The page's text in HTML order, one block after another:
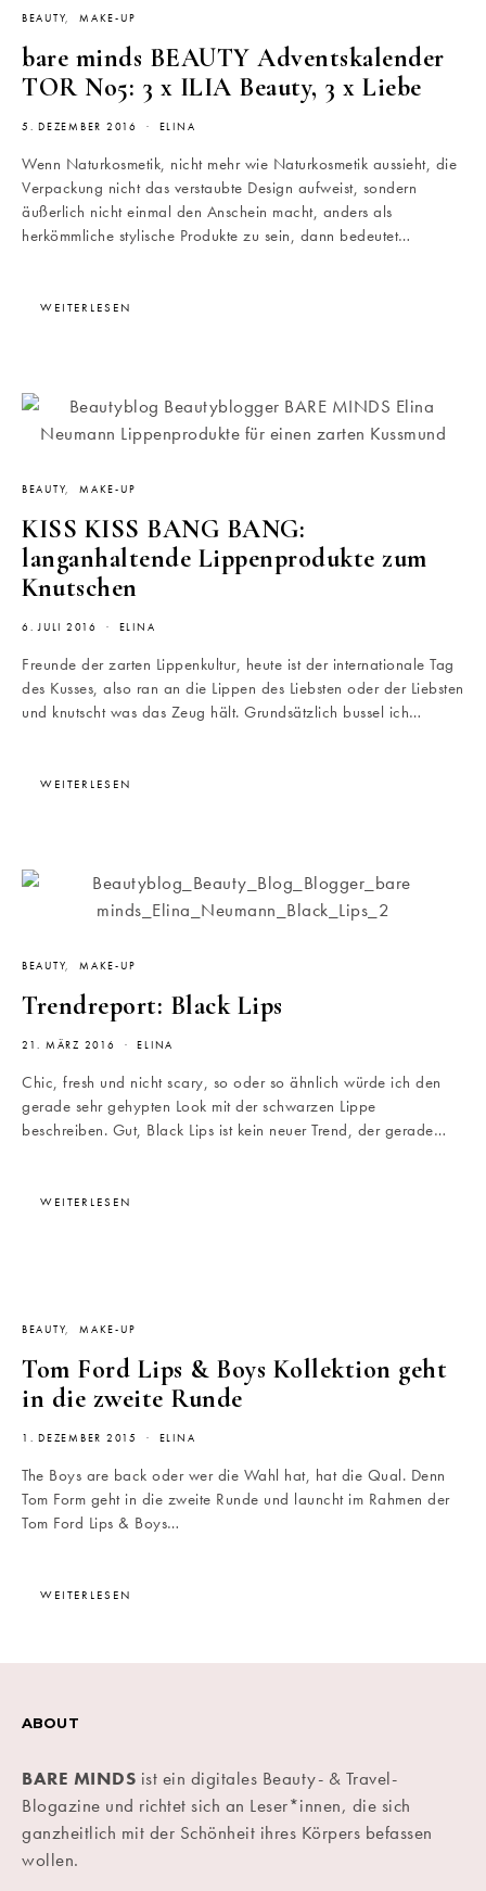
BEAUTY MAKE-UP
bare minds BEAUTY Adventskalender
TOR No5: 3 x ILIA Beauty, 3 x Liebe
5. DEZEMBER 2016 ELINA
Wenn Naturkosmetik, nicht mehr wie Naturkosmetik aussieht, die
Verpackung nicht das verstaubte Design aufweist, sondern
äußerlich nicht einmal den Anschein macht, anders als
herkömmliche stylische Produkte zu sein, dann bedeutet…
WEITERLESEN
BEAUTY MAKE-UP
KISS KISS BANG BANG:
langanhaltende Lippenprodukte zum
Knutschen
6. JULI 2016 ELINA
Freunde der zarten Lippenkultur, heute ist der internationale Tag
des Kusses, also ran an die Lippen des Liebsten oder der Liebsten
und knutscht was das Zeug hält. Grundsätzlich bussel ich…
WEITERLESEN
BEAUTY MAKE-UP
Trendreport: Black Lips
21. MÄRZ 2016 ELINA
Chic, fresh und nicht scary, so oder so ähnlich würde ich den
gerade sehr gehypten Look mit der schwarzen Lippe
beschreiben. Gut, Black Lips ist kein neuer Trend, der gerade…
WEITERLESEN
BEAUTY MAKE-UP
Tom Ford Lips & Boys Kollektion geht
in die zweite Runde
1. DEZEMBER 2015 ELINA
The Boys are back oder wer die Wahl hat, hat die Qual. Denn
Tom Form geht in die zweite Runde und launcht im Rahmen der
Tom Ford Lips & Boys…
WEITERLESEN
ABOUT
BARE MINDS ist ein digitales Beauty- & Travel-
Blogazine und richtet sich an Leser*innen, die sich
ganzheitlich mit der Schönheit ihres Körpers befassen
wollen.